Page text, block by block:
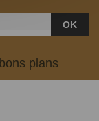
OK
plans